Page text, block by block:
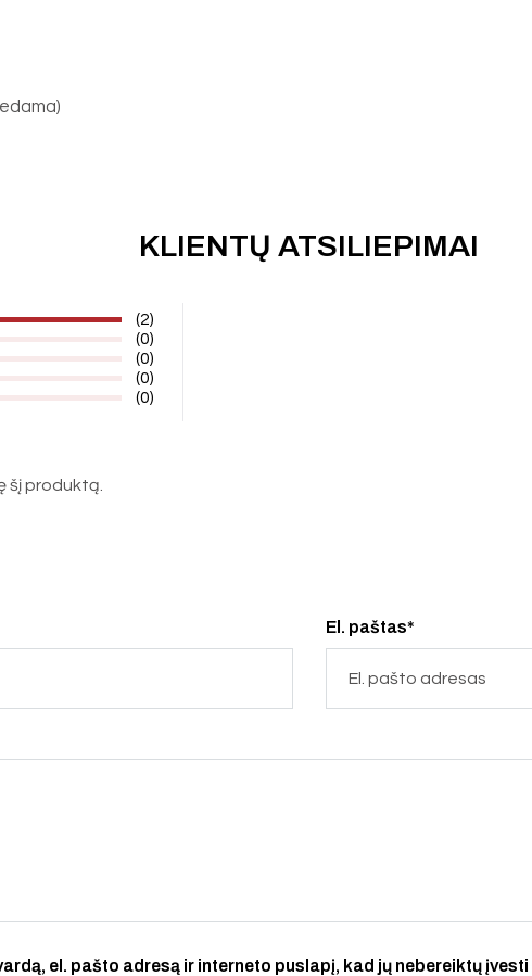
KLIENTŲ ATSILIEPIMAI
(2)
(0)
(0)
(0)
(0)
šį produktą.
El. paštas*
el. pašto adresą ir interneto puslapį, kad jų nebereiktų